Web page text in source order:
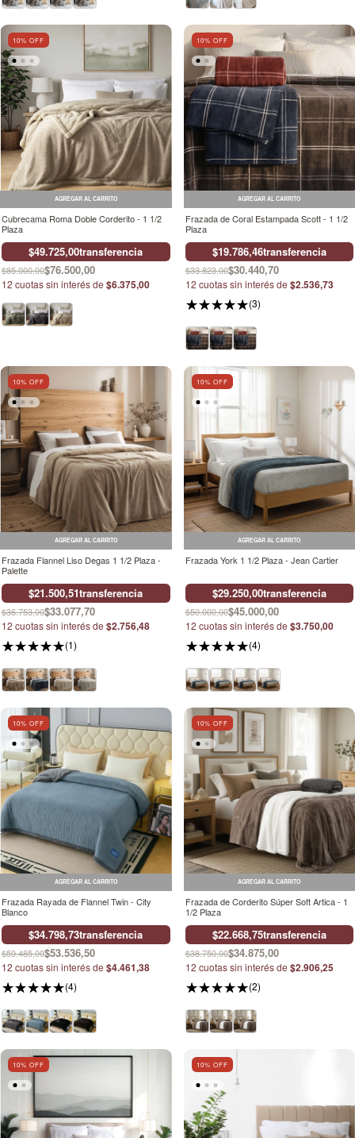
10% OFF
AGREGAR AL CARRITO
Cubrecama Roma Doble Corderito - 1 1/2
Plaza
$49.725,00transferencia
$85.000,00$76.500,00
12 cuotas sin interés de $6.375,00
10% OFF
AGREGAR AL CARRITO
Frazada de Coral Estampada Scott - 1 1/2
Plaza
$19.786,46transferencia
$33.823,00$30.440,70
12 cuotas sin interés de $2.536,73
(3)
10% OFF
AGREGAR AL CARRITO
Frazada Flannel Liso Degas 1 1/2 Plaza -
Palette
$21.500,51transferencia
$36.753,00$33.077,70
12 cuotas sin interés de $2.756,48
(1)
10% OFF
AGREGAR AL CARRITO
Frazada York 1 1/2 Plaza - Jean Cartier
$29.250,00transferencia
$50.000,00$45.000,00
12 cuotas sin interés de $3.750,00
(4)
10% OFF
AGREGAR AL CARRITO
Frazada Rayada de Flannel Twin - City
Blanco
$34.798,73transferencia
$59.485,00$53.536,50
12 cuotas sin interés de $4.461,38
(4)
10% OFF
AGREGAR AL CARRITO
Frazada de Corderito Súper Soft Artica - 1
1/2 Plaza
$22.668,75transferencia
$38.750,00$34.875,00
12 cuotas sin interés de $2.906,25
(2)
10% OFF 10% OFF